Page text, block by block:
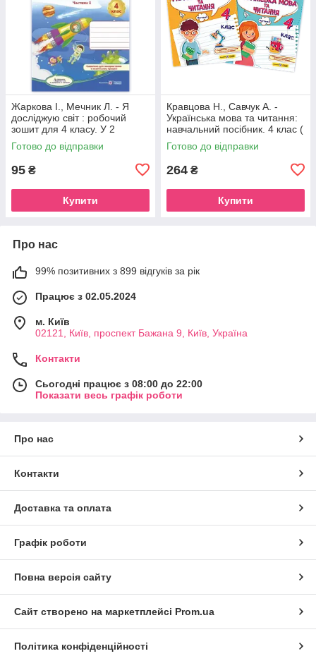
Жаркова І., Мечник Л. - Я
досліджую світ : робочий
зошит для 4 класу. У 2
частинах, Частина 1. (до
підручника І. Жаркової )
Готово до відправки
95 ₴
Купити
Кравцова Н., Савчук А. -
Українська мова та читання:
навчальний посібник. 4 клас (
У 4 частинах, Частини 1-2 )
Готово до відправки
264 ₴
Купити
Про нас
99% позитивних з 899 відгуків за рік
Працює з 02.05.2024
м. Київ
02121, Київ, проспект Бажана 9, Київ, Україна
Контакти
Сьогодні працює з 08:00 до 22:00
Показати весь графік роботи
Про нас
Контакти
Доставка та оплата
Графік роботи
Повна версія сайту
Сайт створено на маркетплейсі Prom.ua
Політика конфіденційності